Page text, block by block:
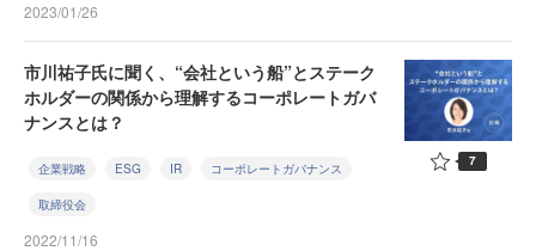
2023/01/26
市川祐子氏に聞く、“会社という船”とステーク
ホルダーの関係から理解するコーポレートガバ
ナンスとは？
企業戦略 ESG IR コーポレートガバナンス
取締役会
2022/11/16
7